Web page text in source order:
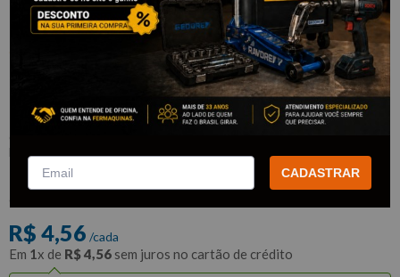
Óculos de Segurança Harpia Modelo
Centauro Incolor - PROTEPLUS
R$4
R$ 4,56 /cada
Em 1x de R$4,56 sem juros no cartão de crédito
CADASTRAR